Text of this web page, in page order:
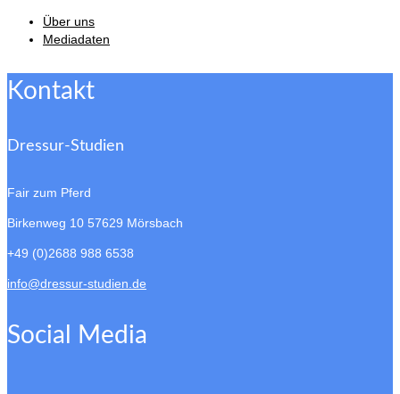
Über uns
Mediadaten
Kontakt
Dressur-Studien
Fair zum Pferd
Birkenweg 10 57629 Mörsbach
+49 (0)2688 988 6538
info@dressur-studien.de
Social Media